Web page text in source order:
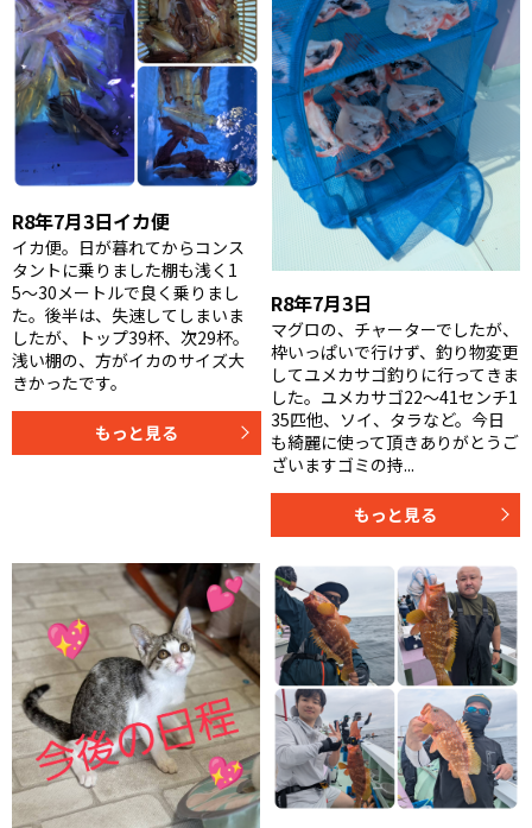
R8年7月3日イカ便
イカ便。日が暮れてからコンス
タントに乗りました棚も浅く1
5〜30メートルで良く乗りまし
た。後半は、失速してしまいま
したが、トップ39杯、次29杯。
浅い棚の、方がイカのサイズ大
きかったです。
もっと見る
R8年7月3日
マグロの、チャーターでしたが、
枠いっぱいで行けず、釣り物変更
してユメカサゴ釣りに行ってきま
した。ユメカサゴ22〜41センチ1
35匹他、ソイ、タラなど。今日
も綺麗に使って頂きありがとうご
ざいますゴミの持...
もっと見る